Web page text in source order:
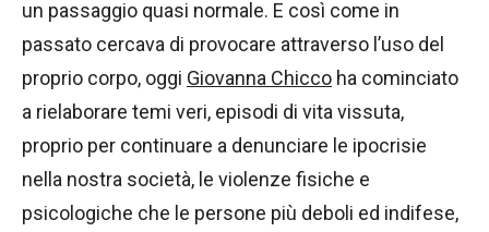
un passaggio quasi normale. E così come in
passato cercava di provocare attraverso l’uso del
proprio corpo, oggi Giovanna Chicco ha cominciato
a rielaborare temi veri, episodi di vita vissuta,
proprio per continuare a denunciare le ipocrisie
nella nostra società, le violenze fisiche e
psicologiche che le persone più deboli ed indifese,